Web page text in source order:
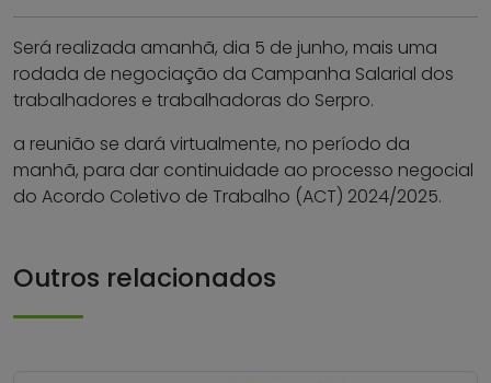
Será realizada amanhã, dia 5 de junho, mais uma
rodada de negociação da Campanha Salarial dos
trabalhadores e trabalhadoras do Serpro.
a reunião se dará virtualmente, no período da
manhã, para dar continuidade ao processo negocial
do Acordo Coletivo de Trabalho (ACT) 2024/2025.
Outros relacionados